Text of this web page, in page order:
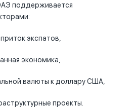
поддерживается
экспатов,
экономика,
валюты к доллару США,
проекты.